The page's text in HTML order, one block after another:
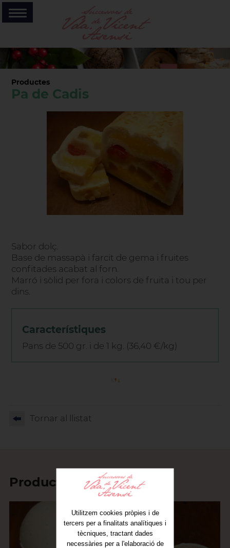
Productes
Pa de Cadis
Sabor dolç.
Base de massapà i farcit de gema i fruites
confitades acabat al forn.
Marró i sòlid per fora i colors de fruita i tou per
dins.
Característiques
Pans de 500 gr. i de 1 kg. (36,40 €/kg)
Tornar al llistat
Productes relacionats
Utilitzem cookies pròpies i de
tercers per a finalitats analítiques i
tècniques, tractant dades
necessàries per a l'elaboració de